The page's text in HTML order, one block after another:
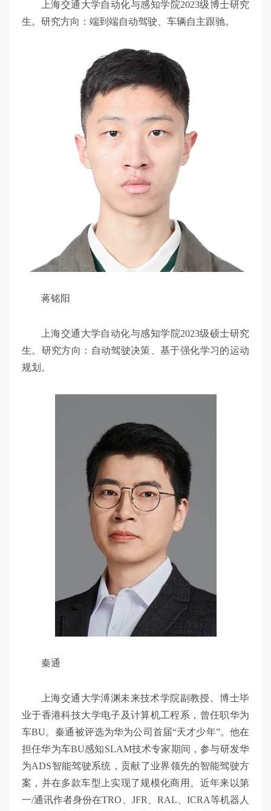
上海交通大学自动化与感知学院2023级博士研究
生。研究方向：端到端自动驾驶、车辆自主跟驰。
蒋铭阳
上海交通大学自动化与感知学院2023级硕士研究
生。研究方向：自动驾驶决策、基于强化学习的运动
规划。
秦通
上海交通大学溥渊未来技术学院副教授。博士毕
业于香港科技大学电子及计算机工程系，曾任职华为
车BU。秦通被评选为华为公司首届“天才少年”。他在
担任华为车BU感知SLAM技术专家期间，参与研发华
为ADS智能驾驶系统，贡献了业界领先的智能驾驶方
案，并在多款车型上实现了规模化商用。近年来以第
一/通讯作者身份在TRO、JFR、RAL、ICRA等机器人